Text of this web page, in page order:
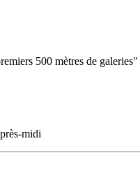
500 mètres de galeries"
midi